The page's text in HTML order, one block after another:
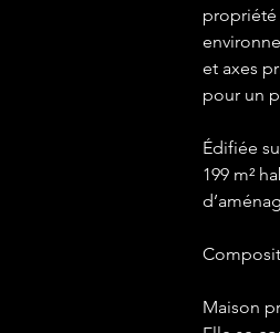
propriété
et axes
pour un
Édifiée
199 m²
Maison